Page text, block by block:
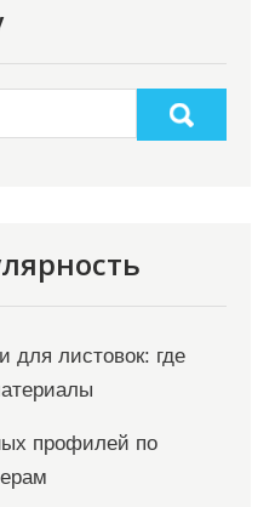
для листовок: где
профилей по